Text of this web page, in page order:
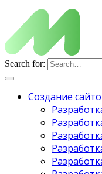
Search for:
Создание